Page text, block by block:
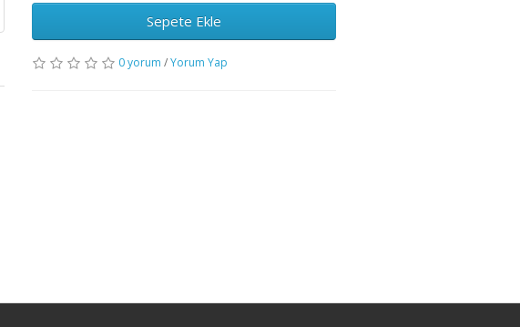
Sepete Ekle
0 yorum /Yorum Yap